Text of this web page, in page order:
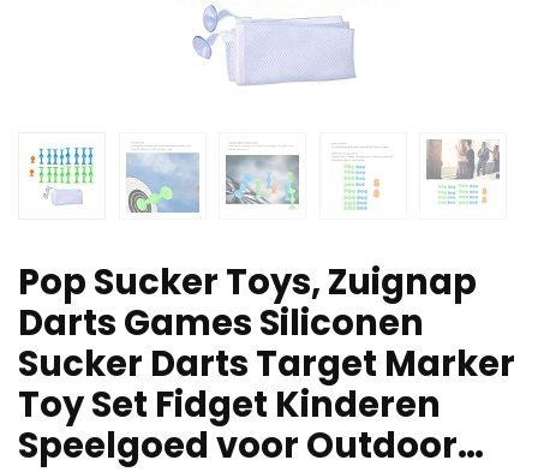
Pop Sucker Toys, Zuignap
Darts Games Siliconen
Sucker Darts Target Marker
Toy Set Fidget Kinderen
Speelgoed voor Outdoor…